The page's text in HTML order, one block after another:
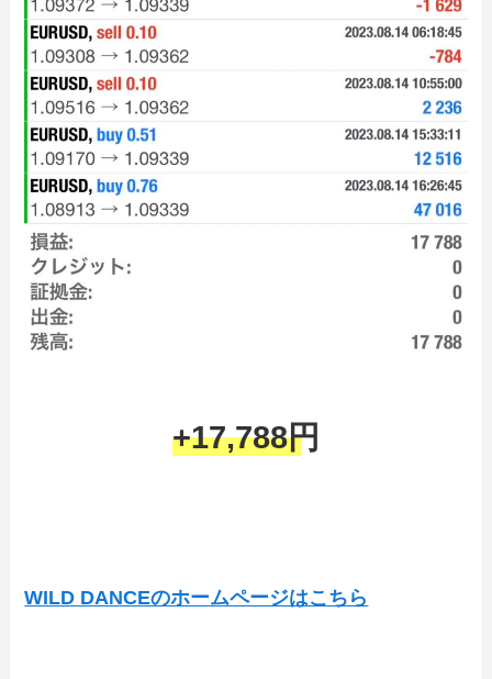
+17,788円
WILD DANCEのホームページはこちら